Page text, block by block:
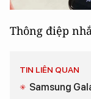
Thông điệp
TIN LIÊN QUAN
Samsung